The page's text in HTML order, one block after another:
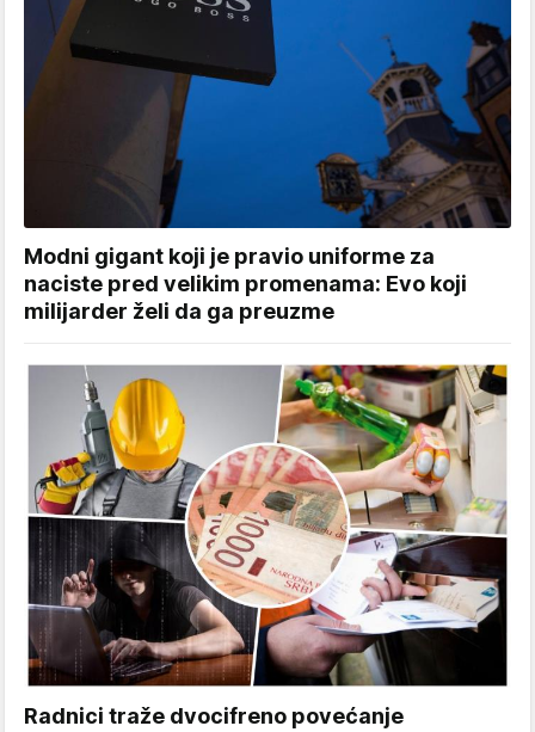
Modni gigant koji je pravio uniforme za
naciste pred velikim promenama: Evo koji
milijarder želi da ga preuzme
Radnici traže dvocifreno povećanje